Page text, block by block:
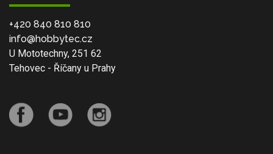
+420 840 810 810
info@hobbytec.cz
U Mototechny, 251 62
Tehovec - Říčany u Prahy